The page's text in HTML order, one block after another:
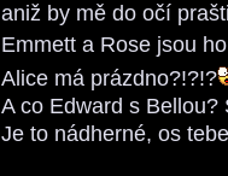
aniž by mě do očí
Emmett a Rose jsou
Alice má prázdno?!?!?
A co Edward s Bellou?
Je to nádherné, os